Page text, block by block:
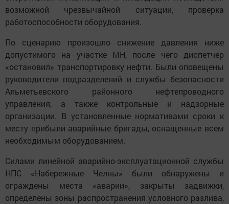
возможной чрезвычайной ситуации, проверка
работоспособности оборудования.
По сценарию произошло снижение давления ниже
допустимого на участке МН, после чего диспетчер
«остановил» транспортировку нефти. Были оповещены
руководители подразделений и службы безопасности
Альметьевского районного нефтепроводного
управления, а также контрольные и надзорные
организации. В установленные нормативами сроки к
месту прибыли аварийные бригады, оснащенные всем
необходимым оборудованием.
Силами линейной аварийно-эксплуатационной службы
НПС «Набережные Челны» были обнаружены и
ограждены места «аварии», закрыты задвижки,
определены зоны распространения условного разлива,